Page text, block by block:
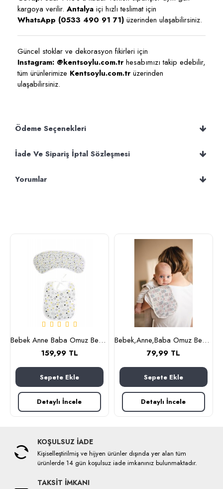
kargoya verilir. Antalya içi hızlı teslimat için
WhatsApp (0533 490 91 71) üzerinden ulaşabilirsiniz.
Güncel stoklar ve dekorasyon fikirleri için
Instagram: @kentsoylu.com.trhesabımızı takip edebilir,
tüm ürünlerimize Kentsoylu.com.trüzerinden
ulaşabilirsiniz.
Ödeme Seçenekleri
İade Ve Sipariş İptal Sözleşmesi
Yorumlar
Bebek Anne Baba Omuz Bezi ve Mama Önlüğü, İkili Set, OEKO-TEX sertifikalı, Burpy Bip Organic Cloth YILDIZ Desenli Feeding Cloth%100 Pamuk Multi-Use Burp Cloth Bib 67x28 cm
159,99 TL
Sepete Ekle
Detaylı İncele
Bebek,Anne,Baba Omuz Bezi ve Mama Önlüğü, İkili Set, OEKO-TEX sertifikalı, Burpy Bip Organic Cloth KRAL AYI Desenli Feeding Cloth%100 Pamuk Multi-Use Burp Cloth and Bib 67x28 cm
79,99 TL
Sepete Ekle
Detaylı İncele
KOŞULSUZ İADE
Kişiselleştirilmiş ve hijyen ürünler dışında yer alan tüm
ürünlerde 14 gün koşulsuz iade imkanınız bulunmaktadır.
TAKSİT İMKANI